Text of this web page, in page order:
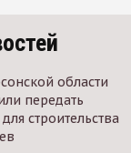
области
передать
строительства